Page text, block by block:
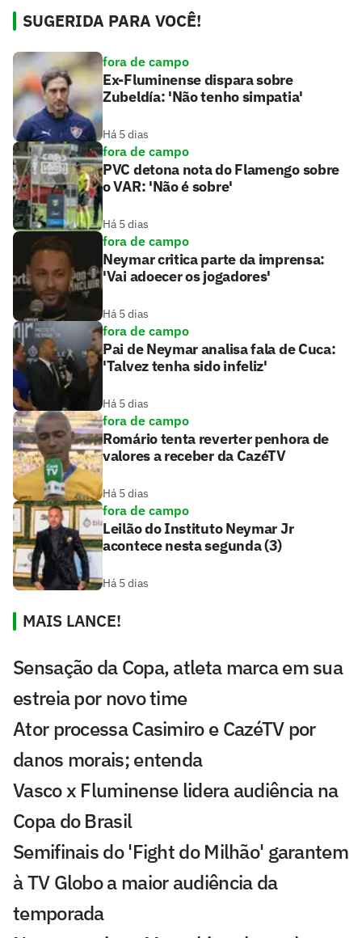
SUGERIDA PARA VOCÊ!
fora de campo
Ex-Fluminense dispara sobre
Zubeldía: 'Não tenho simpatia'
Há 5 dias
fora de campo
PVC detona nota do Flamengo sobre
o VAR: 'Não é sobre'
Há 5 dias
fora de campo
Neymar critica parte da imprensa:
'Vai adoecer os jogadores'
Há 5 dias
fora de campo
Pai de Neymar analisa fala de Cuca:
'Talvez tenha sido infeliz'
Há 5 dias
fora de campo
Romário tenta reverter penhora de
valores a receber da CazéTV
Há 5 dias
fora de campo
Leilão do Instituto Neymar Jr
acontece nesta segunda (3)
Há 5 dias
MAIS LANCE!
Sensação da Copa, atleta marca em sua
estreia por novo time
Ator processa Casimiro e CazéTV por
danos morais; entenda
Vasco x Fluminense lidera audiência na
Copa do Brasil
Semifinais do 'Fight do Milhão' garantem
à TV Globo a maior audiência da
temporada